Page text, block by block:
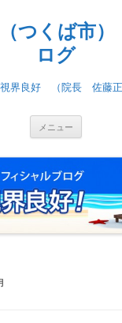
（つくば
ログ
界良好 （院長 佐藤正
メニュー